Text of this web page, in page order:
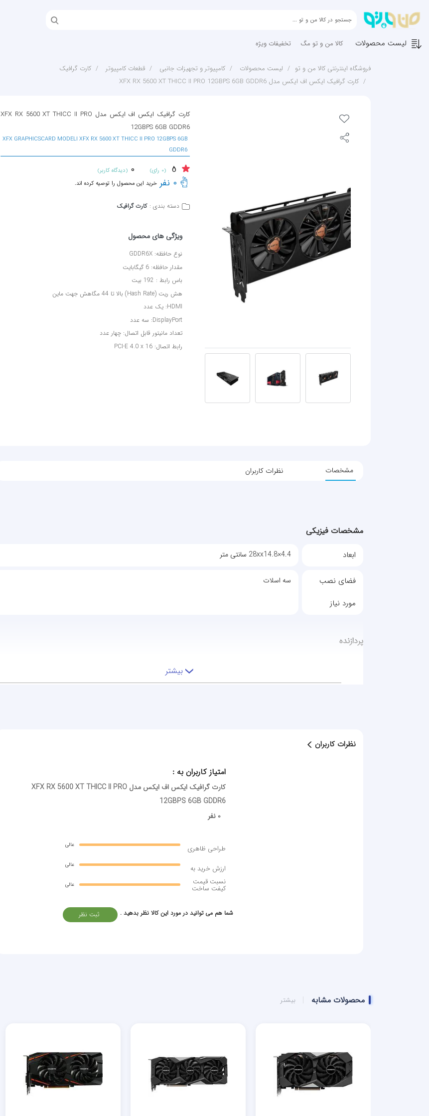
لیست محصولات کالا من و تو مگ تخفیفات ویژه
فروشگاه اینترنتی کالا من و تو لیست محصولات کامپیوتر و تجهیزات جانبی قطعات کامپیوتر
کارت گرافیک
کارت گرافیک ایکس اف ایکس مدل XFX RX 5600 XT THICC II PRO 12GBPS 6GB GDDR6
کارت گرافیک ایکس اف ایکس مدل XFX RX 5600 XT THICC II PRO
12GBPS 6GB GDDR6
XFX GRAPHICSCARD MODELl XFX RX 5600 XT THICC II PRO 12GBPS 6GB
GDDR6
(0 رای) 0 (دیدگاه کاربر)
0 نفر خرید این محصول را توصیه کرده اند.
دسته بندی : کارت گرافیک
ویژگی های محصول
نوع حافظه: GDDR6X
مقدار حافظه: 6 گیگابایت
باس رابط : 192 بیت
هش ریت (Hash Rate) بالا تا 44 مگاهش جهت ماین
HDMI: یک عدد
DisplayPort: سه عدد
تعداد مانیتور قابل اتصال: چهار عدد
رابط اتصال: PCI-E 4.0 x 16
مشخصات نظرات کاربران
مشخصات فیزیکی
ابعاد 28xx14.8×4.4 سانتی متر
فضای نصب
مورد نیاز
سه اسلات
پردازنده
قابل اتصال
رزولوشن تصویر ۴۰۹۶ * ۲۱۶۰ پیکسل
بیشتر
نظرات کاربران
امتیاز کاربران به :
کارت گرافیک ایکس اف ایکس مدل XFX RX 5600 XT THICC II PRO
12GBPS 6GB GDDR6
0 نفر
طراحی ظاهری عالی
ارزش خريد به
نسبت قيمت
عالی
کیفت ساخت عالی
شما هم می توانید در مورد این کالا نظر بدهید . ثبت نظر
محصولات مشابه بیشتر